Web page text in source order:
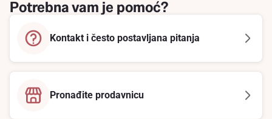
Potrebna vam je pomoć?
Kontakt i često postavljana pitanja
Pronađite prodavnicu